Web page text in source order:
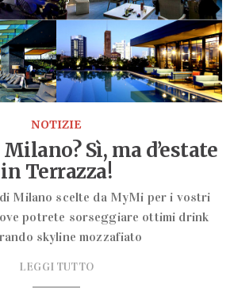
NOTIZIE
Sì, ma d’estate
in Terrazza!
Milano scelte da MyMi per i vostri
potrete sorseggiare ottimi drink
skyline mozzafiato
LEGGI TUTTO